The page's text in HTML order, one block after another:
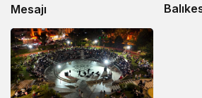
Mesajı